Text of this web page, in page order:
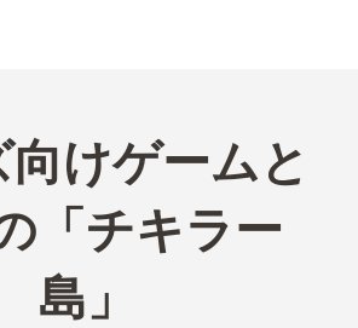
向けゲームと
「チキラー
島」